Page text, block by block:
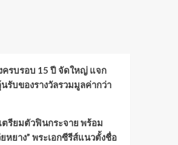
รบรอบ 15 ปี จัดใหญ่ แจก
รับของรางวัลรวมมูลค่ากว่า
รียมตัวฟินกระจาย พร้อม
หยาง” พระเอกซีรีส์แนวตั้งชื่อ